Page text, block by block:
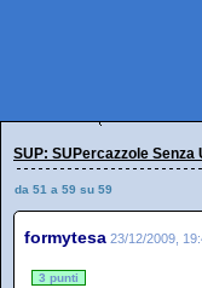
SUP: SUPercazzole Senza
da 51 a 59 su 59
formytesa 23/12/2009,
3 punti